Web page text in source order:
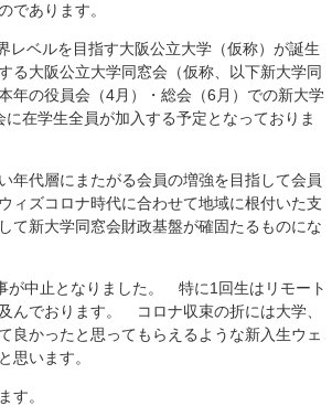
であります。
ベルを目指す大阪公立大学（仮称）が誕生
大阪公立大学同窓会（仮称、以下新大学同
の役員会（4月）・総会（6月）での新大学
在学生全員が加入する予定となっておりま
代層にまたがる会員の増強を目指して会員
ズコロナ時代に合わせて地域に根付いた支
て新大学同窓会財政基盤が確固たるものにな
が中止となりました。 特に1回生はリモート
んでおります。 コロナ収束の折には大学、
良かったと思ってもらえるような新入生ウェ
思います。
す。